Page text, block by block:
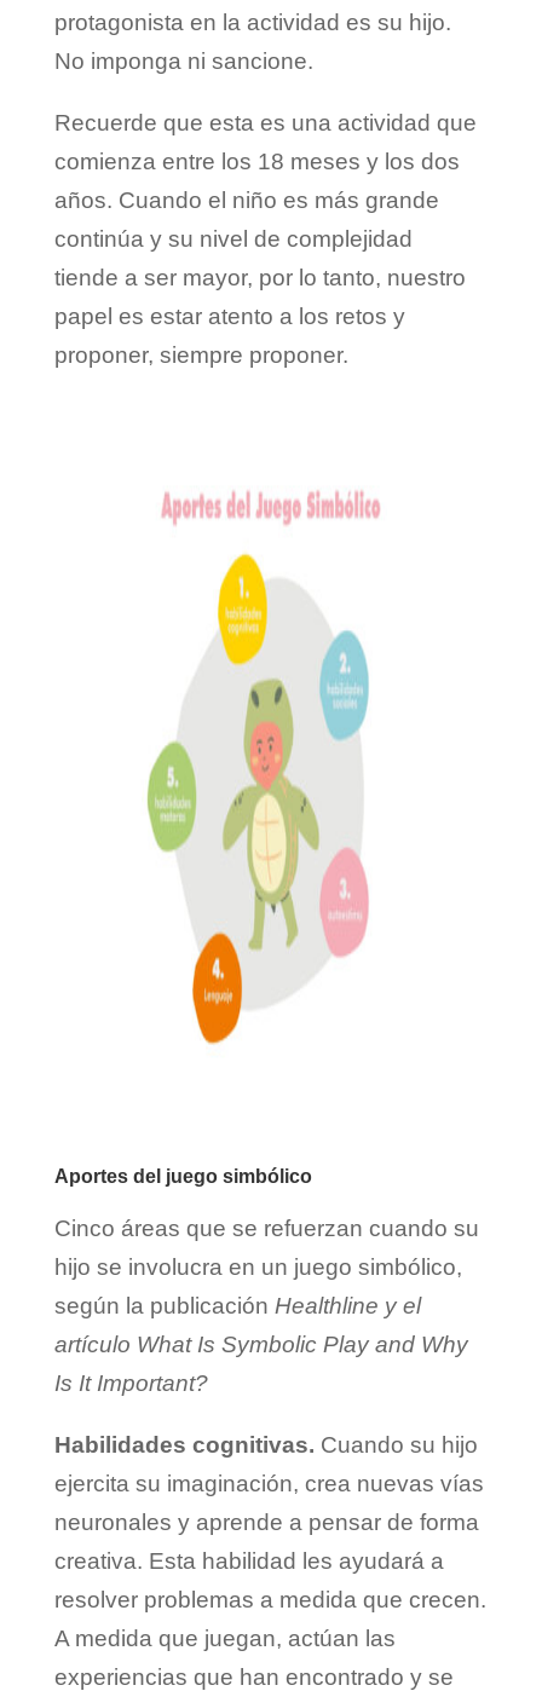
protagonista en la actividad es su hijo.
No imponga ni sancione.
Recuerde que esta es una actividad que
comienza entre los 18 meses y los dos
años. Cuando el niño es más grande
continúa y su nivel de complejidad
tiende a ser mayor, por lo tanto, nuestro
papel es estar atento a los retos y
proponer, siempre proponer.
Aportes del juego simbólico
Cinco áreas que se refuerzan cuando su
hijo se involucra en un juego simbólico,
según la publicación Healthline y el
artículo What Is Symbolic Play and Why
Is It Important?
Habilidades cognitivas. Cuando su hijo
ejercita su imaginación, crea nuevas vías
neuronales y aprende a pensar de forma
creativa. Esta habilidad les ayudará a
resolver problemas a medida que crecen.
A medida que juegan, actúan las
experiencias que han encontrado y se